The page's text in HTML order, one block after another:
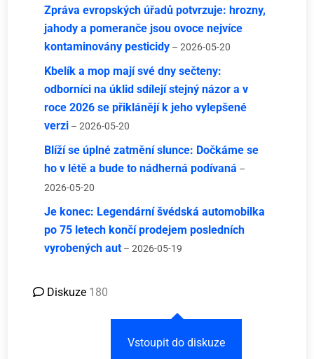
Zpráva evropských úřadů potvrzuje: hrozny,
jahody a pomeranče jsou ovoce nejvíce
kontaminovány pesticidy – 2026-05-20
Kbelík a mop mají své dny sečteny:
odborníci na úklid sdílejí stejný názor a v
roce 2026 se přiklánějí k jeho vylepšené
verzi – 2026-05-20
Blíží se úplné zatmění slunce: Dočkáme se
ho v létě a bude to nádherná podívaná –
2026-05-20
Je konec: Legendární švédská automobilka
po 75 letech končí prodejem posledních
vyrobených aut – 2026-05-19
Diskuze 180
Vstoupit do diskuze